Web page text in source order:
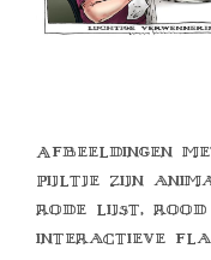
Afbeeldingen
pijltje zijn
rode lijst, rood
interactieve